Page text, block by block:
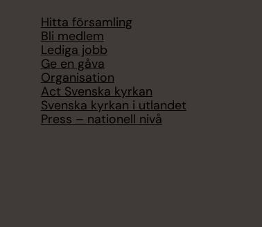
Hitta församling
Bli medlem
Lediga jobb
Ge en gåva
Organisation
Act Svenska kyrkan
Svenska kyrkan i utlandet
Press – nationell nivå